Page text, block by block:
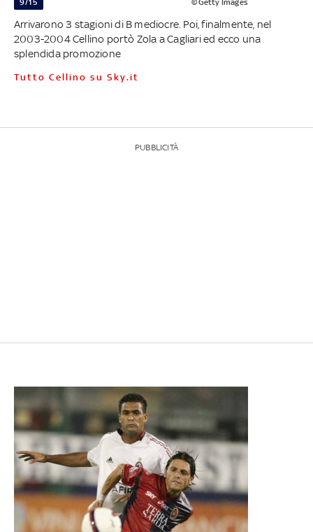
Arrivarono 3 stagioni di B mediocre. Poi, finalmente, nel
2003-2004 Cellino portò Zola a Cagliari ed ecco una
splendida promozione
Tutto Cellino su Sky.it
PUBBLICITÀ